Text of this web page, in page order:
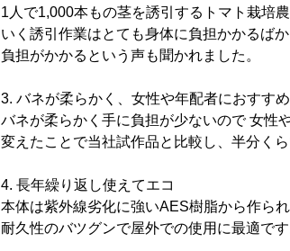
1人で1,000本もの茎を誘引するトマト栽培
いく誘引作業はとても身体に負担かかるば
負担がかかるという声も聞かれました。
3. バネが柔らかく、女性や年配者におすすめ
バネが柔らかく手に負担が少ないので 女性
変えたことで当社試作品と比較し、半分く
4. 長年繰り返し使えてエコ
本体は紫外線劣化に強いAES樹脂から作ら
耐久性のバツグンで屋外での使用に最適です